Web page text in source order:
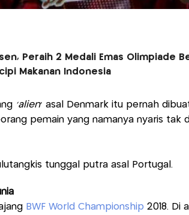
Peraih 2 Medali Emas Olimpiade
Makanan Indonesia
'alien' asal Denmark itu pernah
pemain yang namanya nyaris tak
tunggal putra asal Portugal.
BWF World Championship 2018. Di